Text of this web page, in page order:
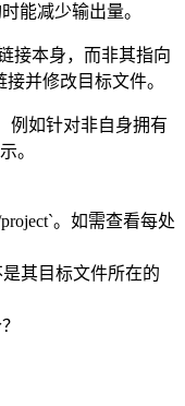
能减少输出量。
接本身，而非其指向
并修改目标文件。
例如针对非自身拥有
。
。如需查看每处
其目标文件所在的